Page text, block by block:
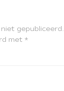
gepubliceerd.
met *